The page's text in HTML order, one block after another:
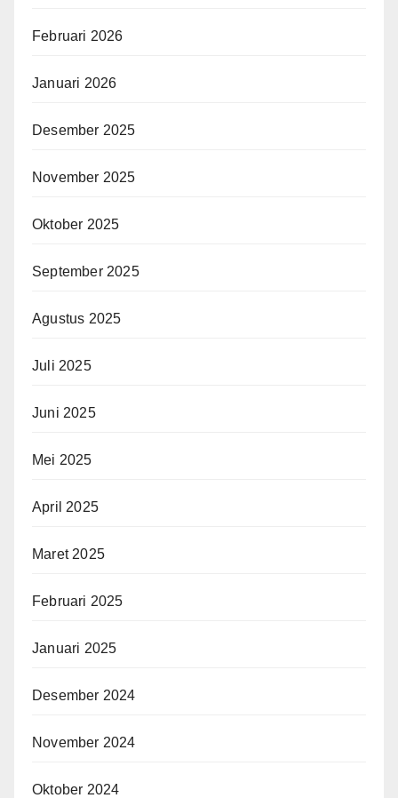
Februari 2026
Januari 2026
Desember 2025
November 2025
Oktober 2025
September 2025
Agustus 2025
Juli 2025
Juni 2025
Mei 2025
April 2025
Maret 2025
Februari 2025
Januari 2025
Desember 2024
November 2024
Oktober 2024